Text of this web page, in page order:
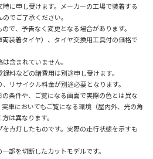
に申し受けます。メーカーの工場で装着する
でご了承ください。
で、予告なく変更となる場合があります。
装着タイヤ）、タイヤ交換用工具付の価格で
含まれていません。
料などの諸費用は別途申し受けます。
リサイクル料金が別途必要となります。
条件や、ご覧になる画面で実際の色とは異な
車においてもご覧になる環境（屋内外、光の角
は異なります。
点灯したものです。実際の走行状態を示すも
部を切断したカットモデルです。